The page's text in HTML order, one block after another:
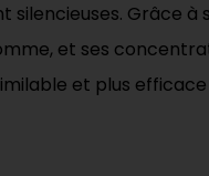
Grâce à
et ses
et plus efficace